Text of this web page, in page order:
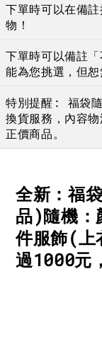
下單時可以在備
物！
下單時可以備註
能為您挑選，但恕
特別提醒: 福袋隨
換貨服務，內容
正價商品。
全新：福
品)隨機：
件服飾(
過1000元